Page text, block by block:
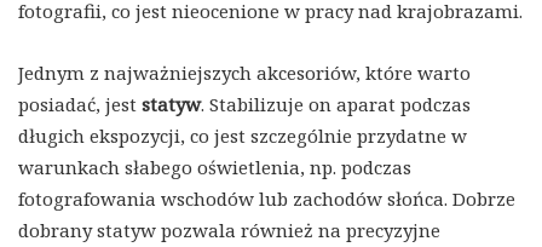
fotografii, co jest nieocenione w pracy nad krajobrazami.
Jednym z najważniejszych akcesoriów, które warto
posiadać, jest statyw. Stabilizuje on aparat podczas
długich ekspozycji, co jest szczególnie przydatne w
warunkach słabego oświetlenia, np. podczas
fotografowania wschodów lub zachodów słońca. Dobrze
dobrany statyw pozwala również na precyzyjne